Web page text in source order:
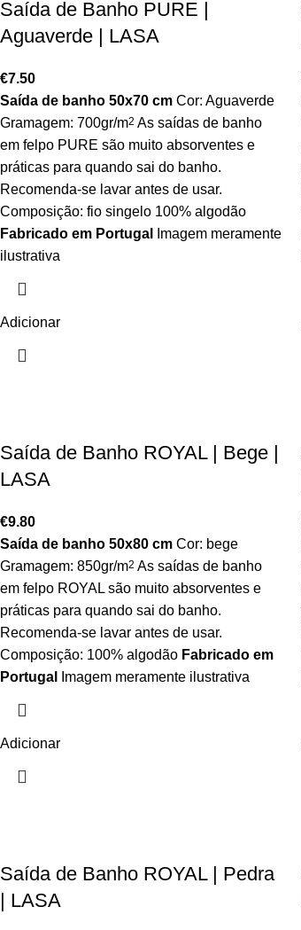
Saída de Banho PURE |
Aguaverde | LASA
€7.50
Saída de banho 50x70 cm Cor: Aguaverde
Gramagem: 700gr/m2 As saídas de banho
em felpo PURE são muito absorventes e
práticas para quando sai do banho.
Recomenda-se lavar antes de usar.
Composição: fio singelo 100% algodão
Fabricado em Portugal
Imagem meramente
ilustrativa
Adicionar
Saída de Banho ROYAL | Bege |
LASA
€9.80
Saída de banho 50x80 cm Cor: bege
Gramagem: 850gr/m2 As saídas de banho
em felpo ROYAL são muito absorventes e
práticas para quando sai do banho.
Recomenda-se lavar antes de usar.
Composição: 100% algodão Fabricado em
Portugal
Imagem meramente ilustrativa
Adicionar
Saída de Banho ROYAL | Pedra
| LASA